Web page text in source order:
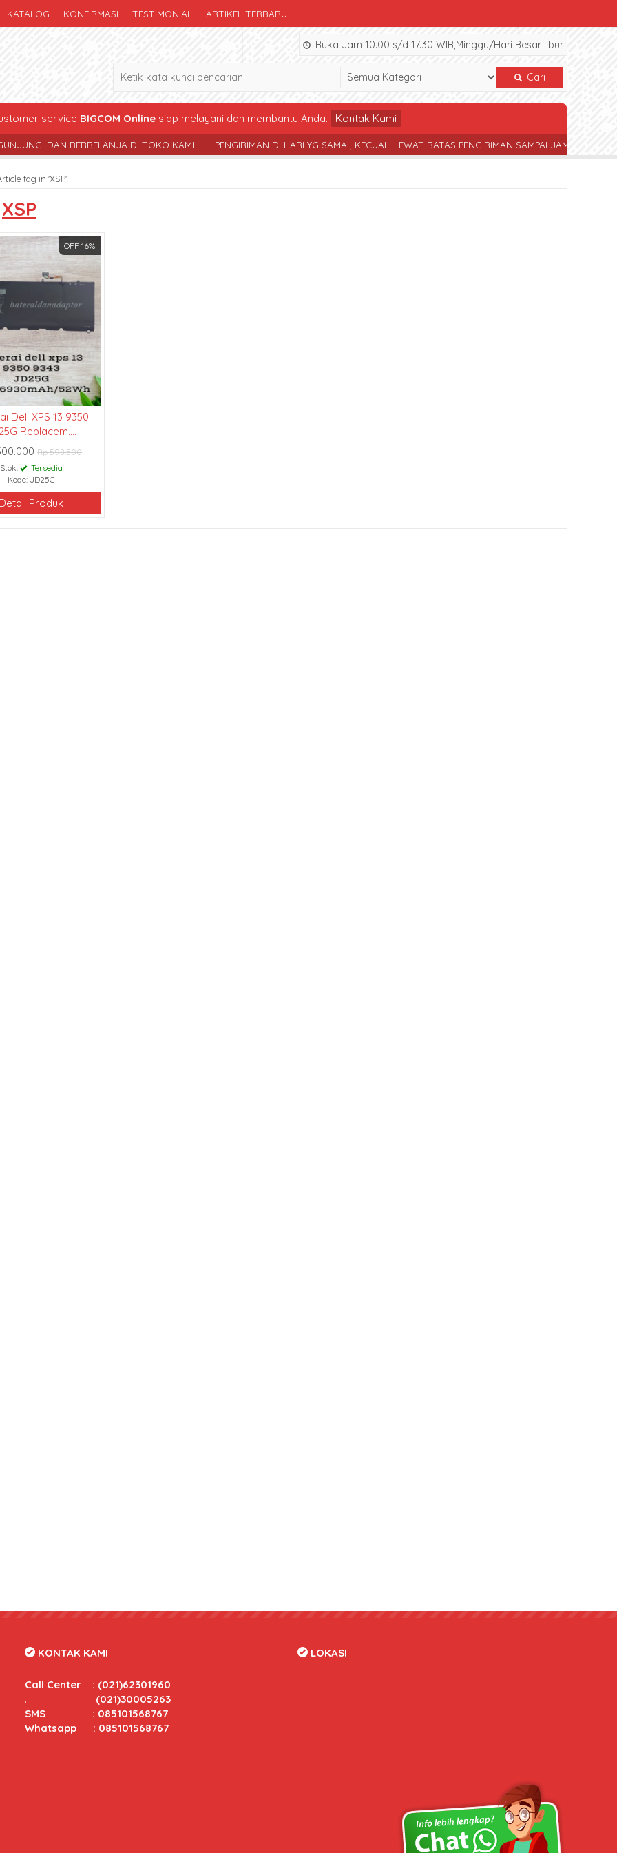
KATALOG KONFIRMASI TESTIMONIAL ARTIKEL TERBARU
Buka Jam 10.00 s/d 17.30 WIB,Minggu/Hari Besar libur
Cari
service BIGCOM Onlinesiap melayani dan membantu Anda. Kontak Kami
DAN BERBELANJA DI TOKO KAMI PENGIRIMAN DI HARI YG SAMA , KECUALI LEWAT BATAS PENGIRIMAN SAMPAI JAM 17.30 WIB
tag in 'XSP'
XSP
OFF 16%
Dell XPS 13 9350
Replacem....
Rp 598.500
Stok:
Tersedia
Kode: JD25G
Detail Produk
. (021)30005263
SMS : 085101568767
Whatsapp : 085101568767
Copyright © 2020 bateraidanadaptor.com - All rights reserved.